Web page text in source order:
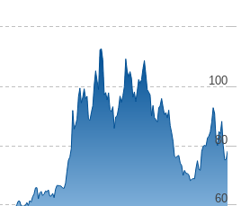
60
80
100